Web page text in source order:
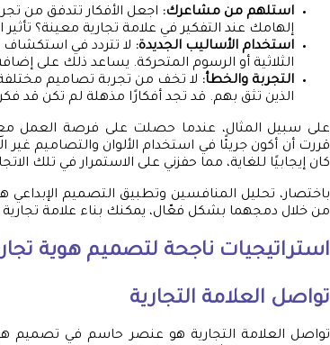
استلهم من مشاعرك: اجعل الأفكار تتدفق من
إلهامك عند التفكير في علامة تجارية معينة؟
استخدام الأساليب الجديدة: لا تتردد في استكشاف
الثلاثية أو الرسوم المتحركة. يساعد ذلك على
التجربة والخطأ: لا تخف من تجربة تصاميم
الذين تثق بهم. قد تجد أفكارًا مذهلة لم تكن قد
على سبيل المثال، عندما حصلت على فرصة العمل مع
قررت أن أكون جريئًا في استخدام الألوان والتصاميم غير
كان إيجابيًا للغاية، مما حفزني على الاستمرار في تلك
باختصار، تحليل المنافسين وتطبيق التصميم
من خلال دمجهما بشكل فعّال، يمكنك بناء علامة تجارية
استراتيجيات ناجحة لتصميم هوية
تواصل العلامة التجارية
تواصل العلامة التجارية هو عنصر حاسم في تصميم